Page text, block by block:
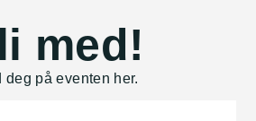
med!
deg på eventen her.